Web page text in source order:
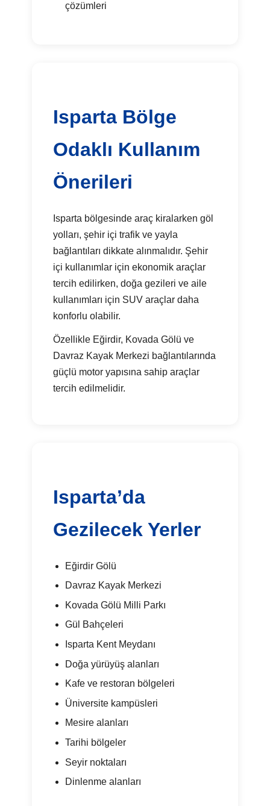
çözümleri
Isparta Bölge
Odaklı Kullanım
Önerileri
Isparta bölgesinde araç kiralarken göl
yolları, şehir içi trafik ve yayla
bağlantıları dikkate alınmalıdır. Şehir
içi kullanımlar için ekonomik araçlar
tercih edilirken, doğa gezileri ve aile
kullanımları için SUV araçlar daha
konforlu olabilir.
Özellikle Eğirdir, Kovada Gölü ve
Davraz Kayak Merkezi bağlantılarında
güçlü motor yapısına sahip araçlar
tercih edilmelidir.
Isparta’da
Gezilecek Yerler
Eğirdir Gölü
Davraz Kayak Merkezi
Kovada Gölü Milli Parkı
Gül Bahçeleri
Isparta Kent Meydanı
Doğa yürüyüş alanları
Kafe ve restoran bölgeleri
Üniversite kampüsleri
Mesire alanları
Tarihi bölgeler
Seyir noktaları
Dinlenme alanları